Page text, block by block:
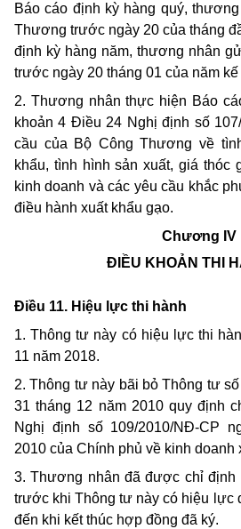
Báo cáo định kỳ hàng quý,
Thương trước ngày 20 của tháng
định kỳ hàng năm, thương nhân
trước ngày 20 tháng 01 của năm kế
2. Thương nhân thực hiện Báo
khoản 4 Điều 24 Nghị định số
cầu của Bộ Công Thương về
khẩu, tình hình sản xuất, giá thóc
kinh doanh và các yêu cầu khắc
điều hành xuất khẩu gạo.
Chương IV
ĐIỀU KHOẢN THI
Điều 11. Hiệu lực thi hành
1. Thông tư này có hiệu lực thi
11 năm 2018.
2. Thông tư này bãi bỏ Thông tư
31 tháng 12 năm 2010 quy định
Nghị định số 109/2010/NĐ-CP
2010 của Chính phủ về kinh doanh
3. Thương nhân đã được chỉ định
trước khi Thông tư này có hiệu lực
đến khi kết thúc hợp đồng đã ký.